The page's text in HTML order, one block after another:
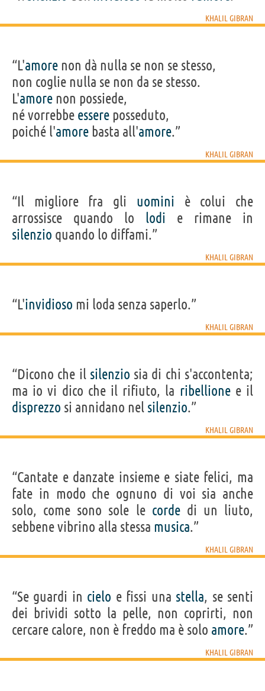
KHALIL GIBRAN
“L'amore non dà nulla se non se stesso,
non coglie nulla se non da se stesso.
L'amore non possiede,
né vorrebbe essere posseduto,
poiché l'amore basta all'amore.”
KHALIL GIBRAN
“Il migliore fra gli uomini è colui che
arrossisce quando lo lodi e rimane in
silenzio quando lo diffami.”
KHALIL GIBRAN
“L'invidioso mi loda senza saperlo.”
KHALIL GIBRAN
“Dicono che il silenzio sia di chi s'accontenta;
ma io vi dico che il rifiuto, la ribellionee il
disprezzo si annidano nel silenzio.”
KHALIL GIBRAN
“Cantate e danzate insieme e siate felici, ma
fate in modo che ognuno di voi sia anche
solo, come sono sole le cordedi un liuto,
sebbene vibrino alla stessa musica.”
KHALIL GIBRAN
“Se guardi in cielo e fissi una stella, se senti
dei brividi sotto la pelle, non coprirti, non
cercare calore, non è freddo ma è solo amore.”
KHALIL GIBRAN